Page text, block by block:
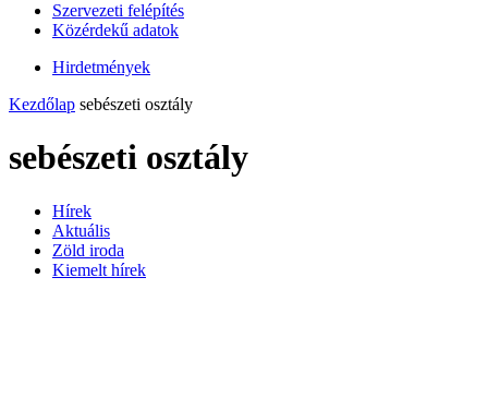
Szervezeti felépítés
Közérdekű adatok
Hirdetmények
Kezdőlap sebészeti osztály
sebészeti osztály
Hírek
Aktuális
Zöld iroda
Kiemelt hírek